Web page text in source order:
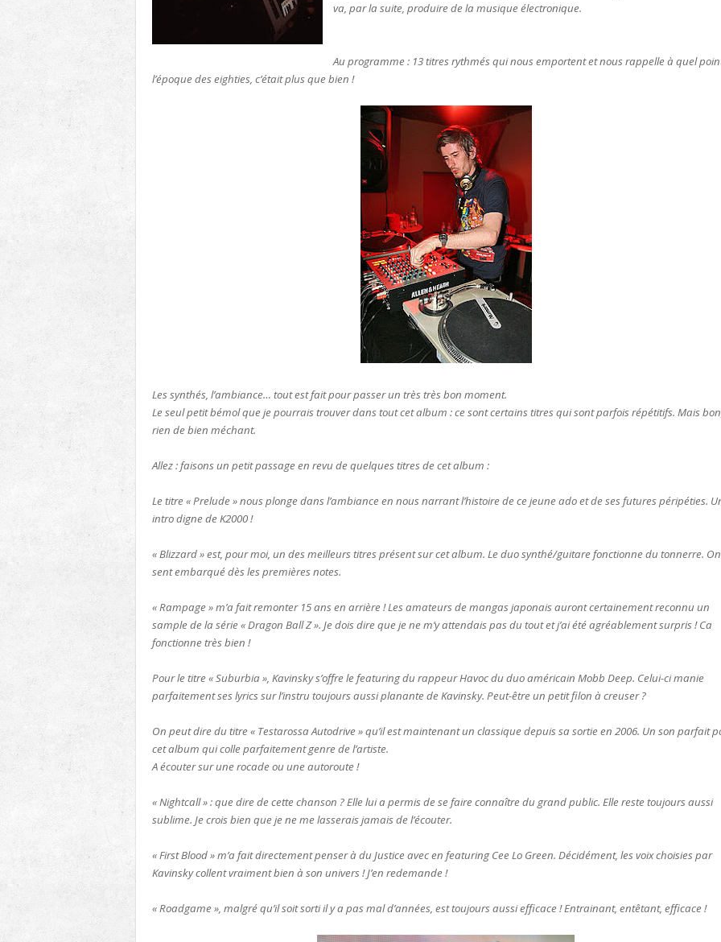
va, par la suite, produire de la musique électronique.
Au programme : 13 titres rythmés qui nous emportent et nous rappelle à quel
l’époque des eighties, c’était plus que bien !
Les synthés, l’ambiance… tout est fait pour passer un très très bon moment.
Le seul petit bémol que je pourrais trouver dans tout cet album : ce sont certains titres qui sont parfois répétitifs. Mais
rien de bien méchant.
Allez : faisons un petit passage en revu de quelques titres de cet album :
Le titre « Prelude » nous plonge dans l’ambiance en nous narrant l’histoire de ce jeune ado et de ses futures péripéties.
intro digne de K2000 !
« Blizzard » est, pour moi, un des meilleurs titres présent sur cet album. Le duo synthé/guitare fonctionne du tonnerre.
sent embarqué dès les premières notes.
« Rampage » m’a fait remonter 15 ans en arrière ! Les amateurs de mangas japonais auront certainement reconnu un
sample de la série « Dragon Ball Z ». Je dois dire que je ne m’y attendais pas du tout et j’ai été agréablement surpris ! Ca
fonctionne très bien !
Pour le titre « Suburbia », Kavinsky s’offre le featuring du rappeur Havoc du duo américain Mobb Deep. Celui-ci manie
parfaitement ses lyrics sur l’instru toujours aussi planante de Kavinsky. Peut-être un petit filon à creuser ?
On peut dire du titre « Testarossa Autodrive » qu’il est maintenant un classique depuis sa sortie en 2006. Un son parfait
cet album qui colle parfaitement genre de l’artiste.
A écouter sur une rocade ou une autoroute !
« Nightcall » : que dire de cette chanson ? Elle lui a permis de se faire connaître du grand public. Elle reste toujours aussi
sublime. Je crois bien que je ne me lasserais jamais de l’écouter.
« First Blood » m’a fait directement penser à du Justice avec en featuring Cee Lo Green. Décidément, les voix choisies par
Kavinsky collent vraiment bien à son univers ! J’en redemande !
« Roadgame », malgré qu’il soit sorti il y a pas mal d’années, est toujours aussi efficace ! Entrainant, entêtant, efficace !